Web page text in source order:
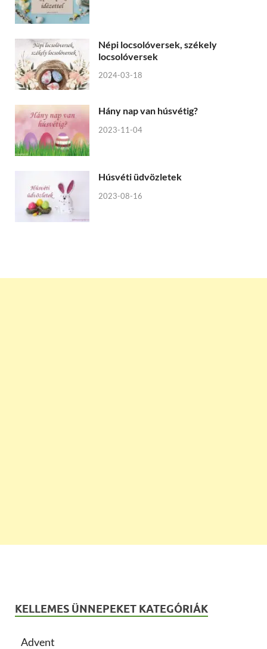
Népi locsolóversek, székely
locsolóversek
2024-03-18
Hány nap van húsvétig?
2023-11-04
Húsvéti üdvözletek
2023-08-16
KELLEMES ÜNNEPEKET KATEGÓRIÁK
Advent